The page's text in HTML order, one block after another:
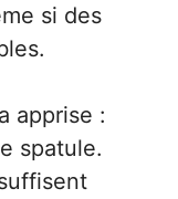
si des
apprise :
spatule.